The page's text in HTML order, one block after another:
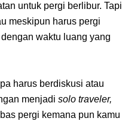
untuk pergi berlibur. Tapi
meskipun harus pergi
waktu luang yang
harus berdiskusi atau
menjadi solo traveler,
pergi kemana pun kamu